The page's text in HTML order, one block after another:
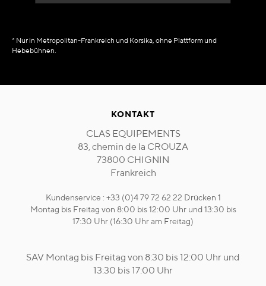
* Nur in Metropolitan-Frankreich und Korsika, ohne Plattform und
Hebebühnen.
KONTAKT
CLAS EQUIPEMENTS
83, chemin de la CROUZA
73800 CHIGNIN
Frankreich
Kundenservice : +33 (0)4 79 72 62 22 Drücken 1
Montag bis Freitag von 8:00 bis 12:00 Uhr und 13:30 bis
17:30 Uhr (16:30 Uhr am Freitag)
SAV Montag bis Freitag von 8:30 bis 12:00 Uhr und
13:30 bis 17:00 Uhr